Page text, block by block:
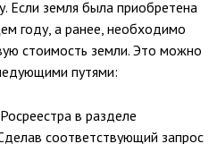
Если земля была приобретена
году, а ранее, необходимо
стоимость земли. Это можно
путями:
в разделе
соответствующий запрос